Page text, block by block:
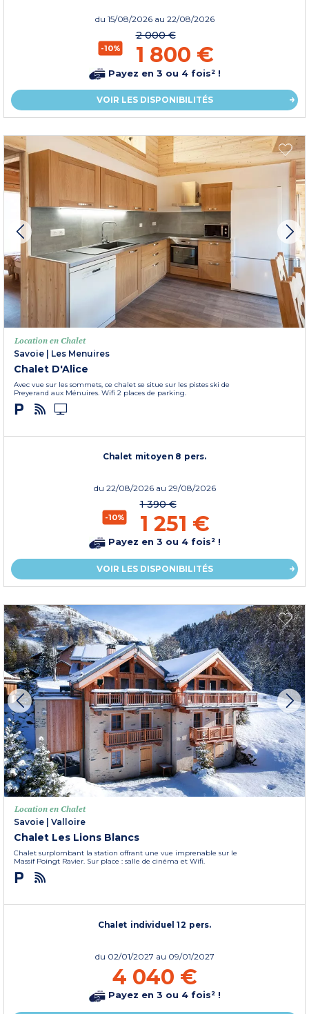
du 15/08/2026 au 22/08/2026
-10%
2 000 €
1 800 €
Payez en 3 ou 4 fois² !
VOIR LES DISPONIBILITÉS
Location en Chalet
Savoie | Les Menuires
Chalet D'Alice
Avec vue sur les sommets, ce chalet se situe sur les pistes ski de
Preyerand aux Ménuires. Wifi 2 places de parking.
Chalet mitoyen 8 pers.
du 22/08/2026 au 29/08/2026
-10%
1 390 €
1 251 €
Payez en 3 ou 4 fois² !
VOIR LES DISPONIBILITÉS
Location en Chalet
Savoie | Valloire
Chalet Les Lions Blancs
Chalet surplombant la station offrant une vue imprenable sur le
Massif Poingt Ravier. Sur place : salle de cinéma et Wifi.
Chalet individuel 12 pers.
du 02/01/2027 au 09/01/2027
4 040 €
Payez en 3 ou 4 fois² !